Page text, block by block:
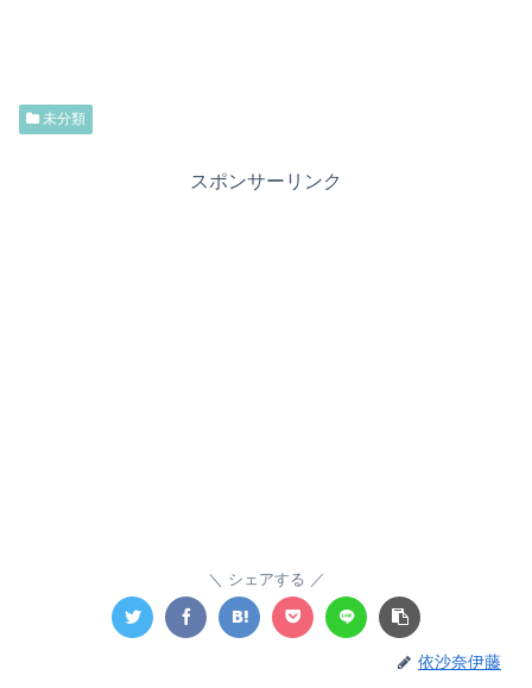
未分類
スポンサーリンク
シェアする
依沙奈伊藤